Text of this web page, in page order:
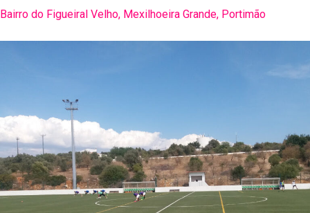
Bairro do Figueiral Velho, Mexilhoeira Grande, Portimão